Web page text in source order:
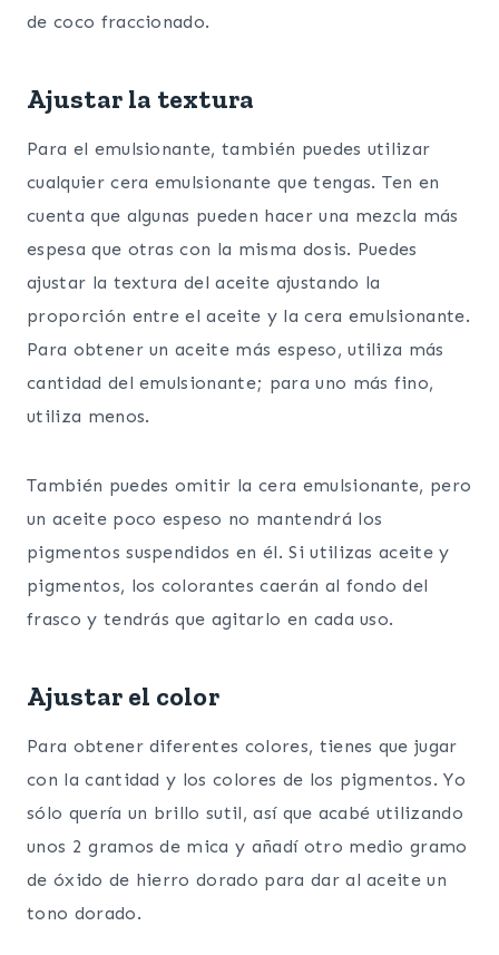
de coco fraccionado.
Ajustar la textura
Para el emulsionante, también puedes utilizar
cualquier cera emulsionante que tengas. Ten en
cuenta que algunas pueden hacer una mezcla más
espesa que otras con la misma dosis. Puedes
ajustar la textura del aceite ajustando la
proporción entre el aceite y la cera emulsionante.
Para obtener un aceite más espeso, utiliza más
cantidad del emulsionante; para uno más fino,
utiliza menos.
También puedes omitir la cera emulsionante, pero
un aceite poco espeso no mantendrá los
pigmentos suspendidos en él. Si utilizas aceite y
pigmentos, los colorantes caerán al fondo del
frasco y tendrás que agitarlo en cada uso.
Ajustar el color
Para obtener diferentes colores, tienes que jugar
con la cantidad y los colores de los pigmentos. Yo
sólo quería un brillo sutil, así que acabé utilizando
unos 2 gramos de mica y añadí otro medio gramo
de óxido de hierro dorado para dar al aceite un
tono dorado.